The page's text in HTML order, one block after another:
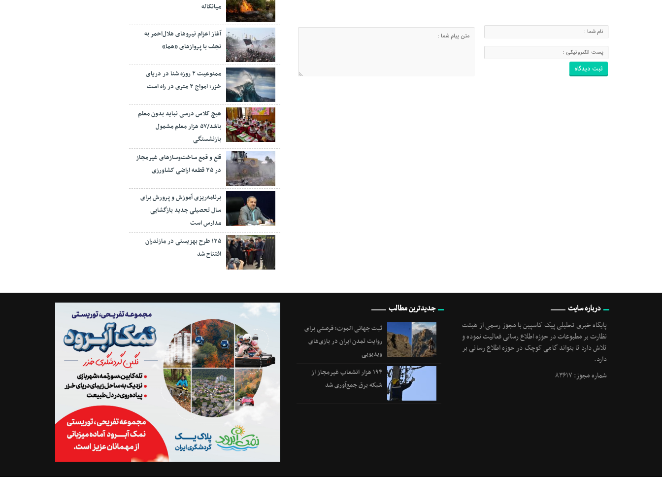
میانکاله
آغاز اعزام نیروهای هلال‌احمر به
نجف با پروازهای «هما»
ممنوعیت ۲ روزه شنا در دریای
خزر؛ امواج ۳ متری در راه است
هیچ کلاس درسی نباید بدون معلم
باشد/۵۷ هزار معلم مشمول
بازنشستگی
قلع و قمع ساخت‌وسازهای غیرمجاز
در ۳۵ قطعه اراضی کشاورزی
برنامه‌ریزی آموزش و پرورش برای
سال تحصیلی جدید بازگشایی
مدارس است
۱۳۵ طرح بهزیستی در مازندران
افتتاح شد
درباره سایت
پایگاه خبری تحلیلی پیک کاسپین با مجوز رسمی از هیئت
نظارت بر مطبوعات در حوزه اطلاع رسانی فعالیت نموده و
تلاش دارد تا بتواند گامی کوچک در حوزه اطلاع رسانی بر
دارد.
شماره مجوز: ۸۳۶۱۷
جدیدترین مطالب
ثبت جهانی الموت؛ فرصتی برای
روایت تمدن ایران در بازی‌های
ویدیویی
۱۹۴ هزار انشعاب غیرمجاز از
شبکه برق جمع‌آوری شد